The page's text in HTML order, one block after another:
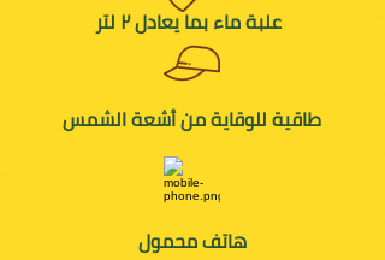
علبة ماء بما يعادل٢ لتر
طاقية للوقاية من أشعة الشمس
هاتف محمول